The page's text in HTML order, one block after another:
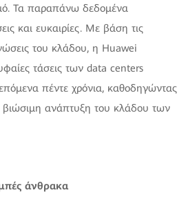
Τα παραπάνω δεδομένα
και ευκαιρίες. Με βάση τις
του κλάδου, η Huawei
τάσεις των data centers
πέντε χρόνια, καθοδηγώντας
ανάπτυξη του κλάδου των
άνθρακα